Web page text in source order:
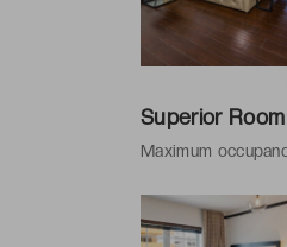
Superior Room
Maximum